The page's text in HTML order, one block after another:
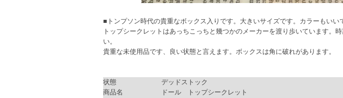
■トンプソン時代の貴重なボックス入りです。大きいサイズです。カラーもいい
トップシークレットはあっちこっちと幾つかのメーカーを渡り歩いています。
い。
貴重な未使用品です、良い状態と言えます。ボックスは角に破れがあります。
状態
デッドストック
商品名
ドール トップシークレット